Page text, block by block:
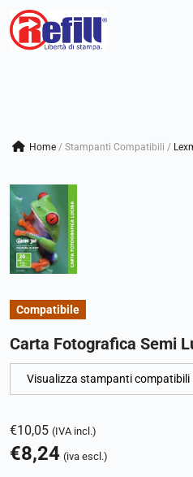
Vai
Home / Stampanti Compatibili /
Compatibile
Carta Fotografica Semi
Visualizza stampanti compatibili
€10,05 (IVA incl.)
€8,24 (iva escl.)